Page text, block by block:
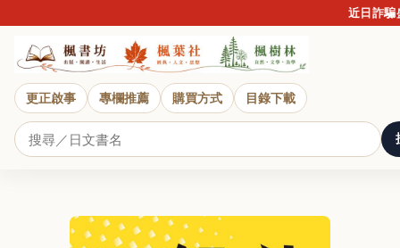
近日詐騙盛
更正啟事 專欄推薦 購買方式 目錄下載